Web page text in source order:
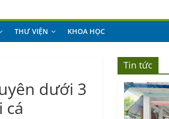
THƯ VIỆN KHOA HỌC
dưới 3
cá
Tin tức